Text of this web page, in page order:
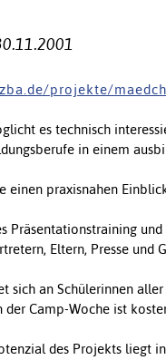
b a . d e / p r o j e k t e / m a e d c
es technisch
in einem
einen praxisnahen
Präsentationstraining
Eltern, Presse und
sich an Schülerinnen
der Camp-Woche ist
des Projekts liegt